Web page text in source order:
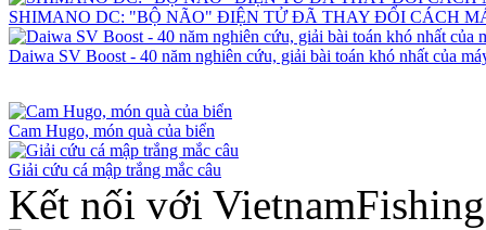
SHIMANO DC: "BỘ NÃO" ĐIỆN TỬ ĐÃ THAY ĐỔI CÁCH
Daiwa SV Boost - 40 năm nghiên cứu, giải bài toán khó nhất của
Cam Hugo, món quà của biển
Giải cứu cá mập trắng mắc câu
Kết nối với